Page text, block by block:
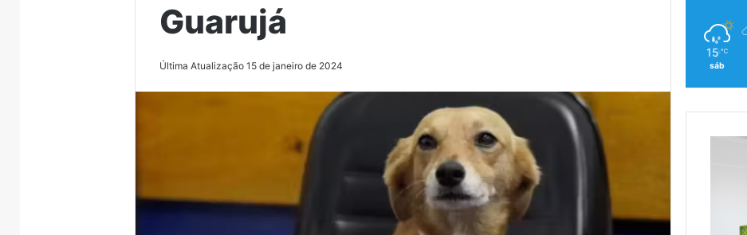
Guarujá
Última Atualização 15 de janeiro de 2024
15 ℃
sáb